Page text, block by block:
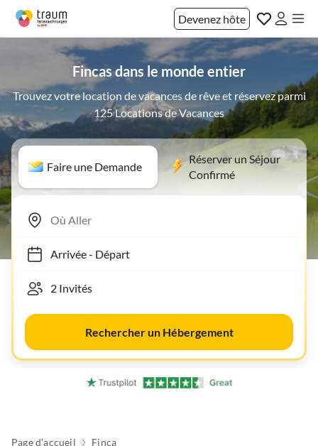
Devenez hôte
Fincas dans le monde entier
Trouvez votre location de vacances de rêve et réservez parmi
125 Locations de Vacances
Faire une Demande
Réserver un Séjour
Confirmé
Arrivée- Départ
Rechercher un Hébergement
Page d'accueil Finca